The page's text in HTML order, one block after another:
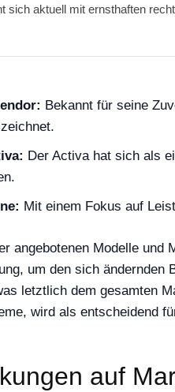
sich aktuell mit ernsthaften
Bekannt für seine
Der Activa hat sich als
Mit einem Fokus auf
angebotenen Modelle
um den sich ändernden
letztlich dem gesamten
wird als entscheidend
auf